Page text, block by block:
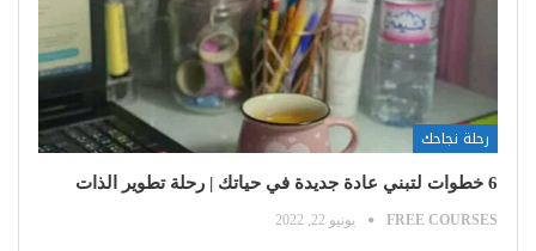
رحلة نجاحك
6 خطوات لتبني عادة جديدة في حياتك | رحلة تطوير الذات
FREE COURSES يونيو 22, 2022